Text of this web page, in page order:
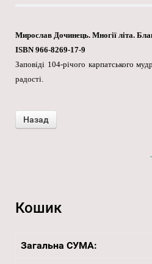
Мирослав Дочинець. Многії літа.
ISBN 966-8269-17-9
Заповіді 104-річого карпатського
радості.
Кошик
Загальна СУМА: